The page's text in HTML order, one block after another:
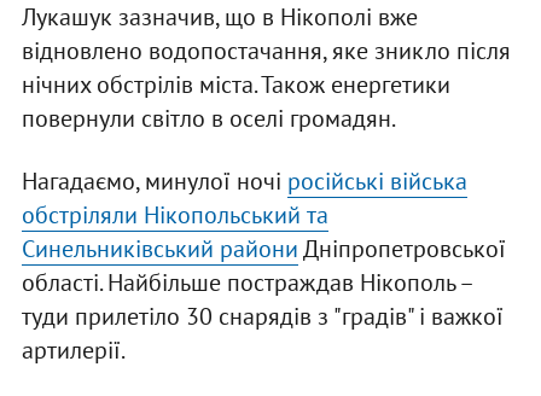
Лукашук зазначив, що в Нікополі вже
відновлено водопостачання, яке зникло після
нічних обстрілів міста. Також енергетики
повернули світло в оселі громадян.
Нагадаємо, минулої ночі російські війська
обстріляли Нікопольський та
Синельниківський райониДніпропетровської
області. Найбільше постраждав Нікополь –
туди прилетіло 30 снарядів з "градів" і важкої
артилерії.